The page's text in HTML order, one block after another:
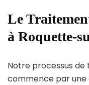
Le
à Roquette-
Notre processus
commence par